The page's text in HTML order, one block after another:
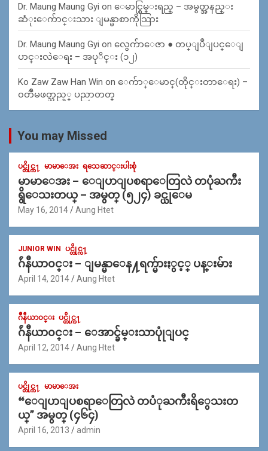
Dr. Maung Maung Gyi on ေမာင္စြမ္းရည္ – အမွတ္အနည္း
ဆံုးေက်ာင္းသား ျမန္မာစာကိုသြား
Dr. Maung Maung Gyi on လွေက်ာေဇာ ● တပ္ျပဳျပင္ေျ
ပာင္းလဲေရး – အပုိင္း (၁၂)
Ko Zaw Zaw Han Win on ေက်ာ္ေမာင္(တိုင္းတာေရး) –
၀တၳဳမဖတ္သည့္ ပညာတတ္
You may Missed
ပင္တိုင္က႑ မာမာေအး ရသေဆာင္းပါးစုံ
မာမာေအး – ေျပာျပစရာေတြလဲ တပုံႀကီး
ရွိေသးတယ္ – အမွတ္ (၅၂၄) ခင္ယုေမ
May 16, 2014 Aung Htet
JUNIOR WIN ပင္တိုင္က႑
ဂ်ဴနီယာ၀င္း – ျမန္မာေန႔ရက္မ်ားႏွင့္ ပန္းမ်ား
April 14, 2014 Aung Htet
ဂ်ဳနီယာ၀င္း ပင္တိုင္က႑
ဂ်ဴနီယာ၀င္း – ေအာင္ခ်မ္းသာပုုံျပင္
April 12, 2014 Aung Htet
ပင္တိုင္က႑ မာမာေအး
“ေျပာျပစရာေတြလဲ တပံုႀကီးရိွေသးတ
ယ္” အမွတ္ (၄၆၄)
April 16, 2013 admin